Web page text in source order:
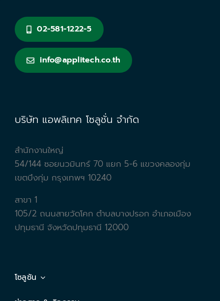
02-581-1222-5
info@applitech.co.th
บริษัท แอพลิเทค โซลูชั่น จำกัด
สำนักงานใหญ่
54/144 ซอยนวมินทร์ 70 แยก 5-6 แขวงคลองกุ่ม
เขตบึงกุ่ม กรุงเทพฯ 10240
สาขา 1
105/2 ถนนสายวัดโคก ตำบลบางปรอก อำเภอเมือง
ปทุมธานี จังหวัดปทุมธานี 12000
โซลูชัน